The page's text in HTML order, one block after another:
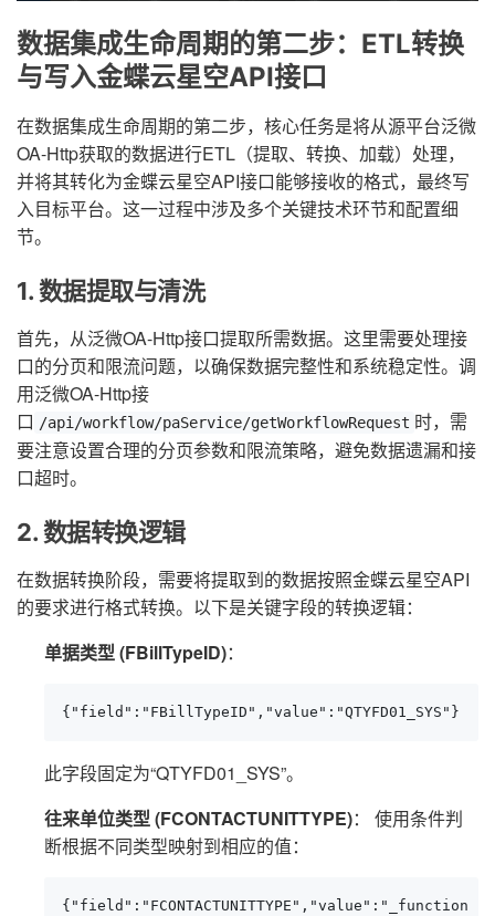
数据集成生命周期的第二步：ETL转换
与写入金蝶云星空API接口
在数据集成生命周期的第二步，核心任务是将从源平台泛微
OA-Http获取的数据进行ETL（提取、转换、加载）处理，
并将其转化为金蝶云星空API接口能够接收的格式，最终写
入目标平台。这一过程中涉及多个关键技术环节和配置细
节。
1. 数据提取与清洗
首先，从泛微OA-Http接口提取所需数据。这里需要处理接
口的分页和限流问题，以确保数据完整性和系统稳定性。调
用泛微OA-Http接
口 /api/workflow/paService/getWorkflowRequest 时，需
要注意设置合理的分页参数和限流策略，避免数据遗漏和接
口超时。
2. 数据转换逻辑
在数据转换阶段，需要将提取到的数据按照金蝶云星空API
的要求进行格式转换。以下是关键字段的转换逻辑：
单据类型 (FBillTypeID)：
{"field":"FBillTypeID","value":"QTYFD01_SYS"}
此字段固定为“QTYFD01_SYS”。
往来单位类型 (FCONTACTUNITTYPE)： 使用条件判
断根据不同类型映射到相应的值：